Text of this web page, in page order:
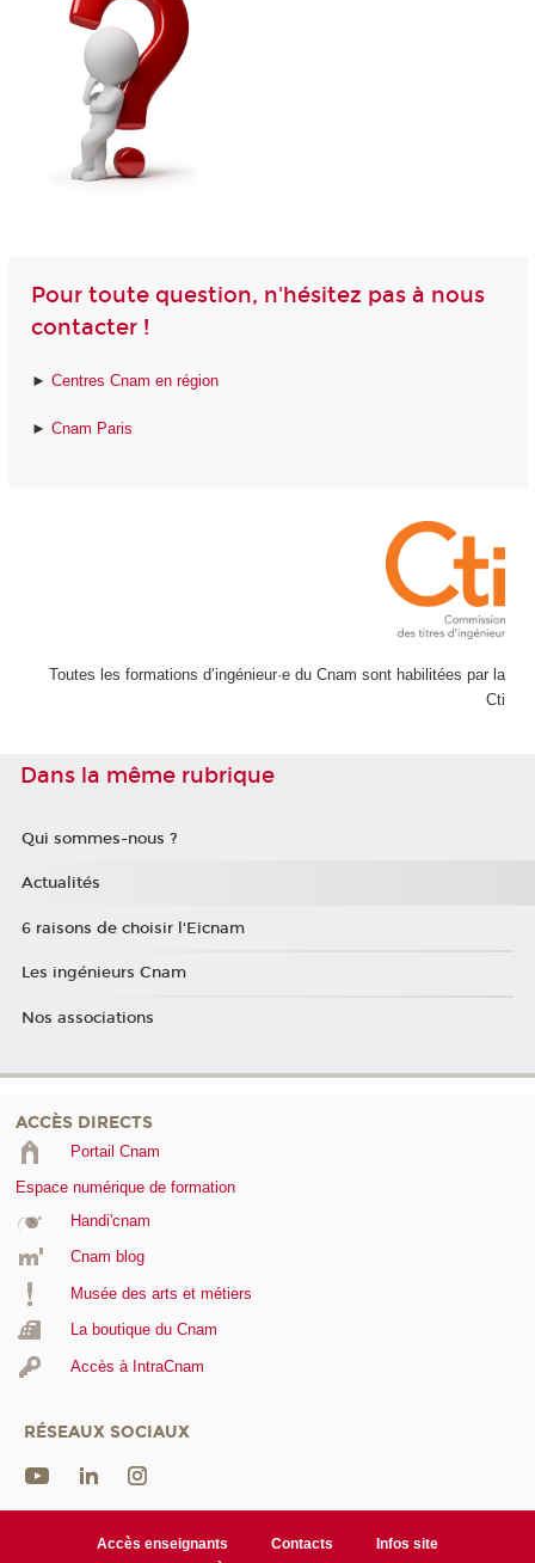
Pour toute question, n'hésitez pas à nous
contacter !
► Centres Cnam en région
► Cnam Paris
Toutes les formations d’ingénieur·e du Cnam sont habilitées par la
Cti
Dans la même rubrique
Qui sommes-nous ?
Actualités
6 raisons de choisir l'Eicnam
Les ingénieurs Cnam
Nos associations
ACCÈS DIRECTS
Portail Cnam
Espace numérique de formation
Handi'cnam
Cnam blog
Musée des arts et métiers
La boutique du Cnam
Accès à IntraCnam
RÉSEAUX SOCIAUX
Accès enseignants Contacts
Infos site